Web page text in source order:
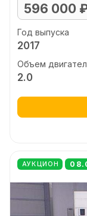
596 000
Год выпуска
2017
Объем
2.0
АУКЦИОН